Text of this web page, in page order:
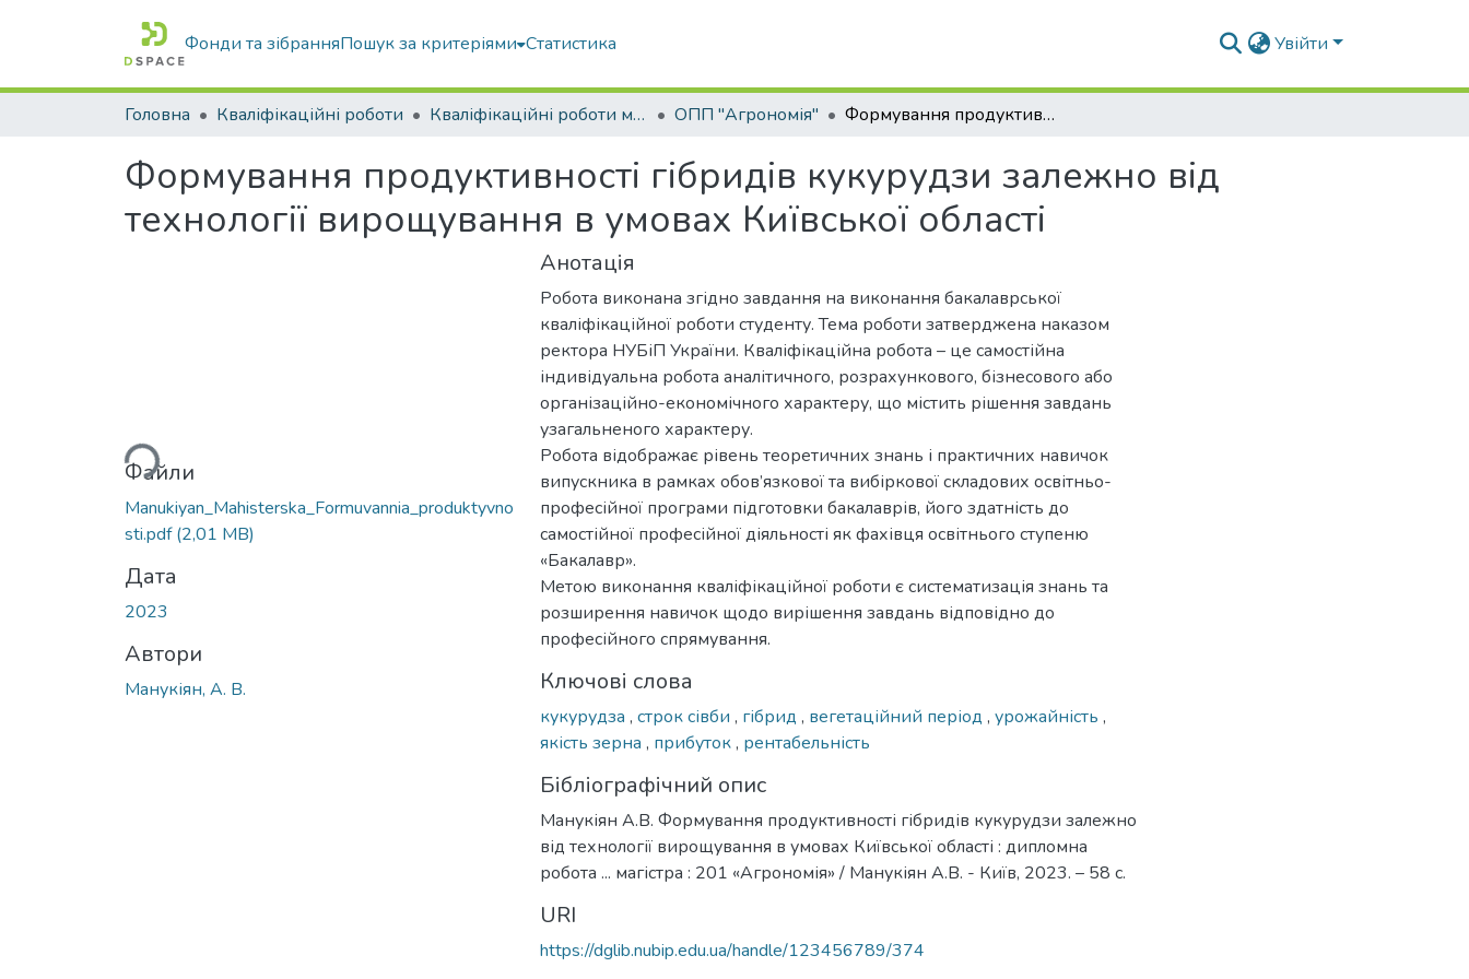
Фонди та зібранняПошук за критеріями Статистика Увійти
Головна Кваліфікаційні роботи Кваліфікаційні роботи магістрів ОПП "Агрономія" Формування продуктивності гібридів кукурудзи залежно від технології вирощування в умовах Київської області
Формування продуктивності гібридів кукурудзи залежно від
технології вирощування в умовах Київської області
Вантажиться...
Файли
Manukiyan_Mahisterska_Formuvannia_produktyvno
sti.pdf(2,01 MB)
Дата
2023
Автори
Манукіян, А. В.
Анотація
Робота виконана згідно завдання на виконання бакалаврської
кваліфікаційної роботи студенту. Тема роботи затверджена наказом
ректора НУБіП України. Кваліфікаційна робота – це самостійна
індивідуальна робота аналітичного, розрахункового, бізнесового або
організаційно-економічного характеру, що містить рішення завдань
узагальненого характеру.
Робота відображає рівень теоретичних знань і практичних навичок
випускника в рамках обов’язкової та вибіркової складових освітньо-
професійної програми підготовки бакалаврів, його здатність до
самостійної професійної діяльності як фахівця освітнього ступеню
«Бакалавр».
Метою виконання кваліфікаційної роботи є систематизація знань та
розширення навичок щодо вирішення завдань відповідно до
професійного спрямування.
Ключові слова
кукурудза , строк сівби , гібрид , вегетаційний період , урожайність ,
якість зерна , прибуток, рентабельність
Бібліографічний опис
Манукіян А.В. Формування продуктивності гібридів кукурудзи залежно
від технології вирощування в умовах Київської області : дипломна
робота ... магістра : 201 «Агрономія» / Манукіян А.В. - Київ, 2023. – 58 с.
URI
https://dglib.nubip.edu.ua/handle/123456789/374